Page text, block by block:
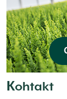
Кohtakt